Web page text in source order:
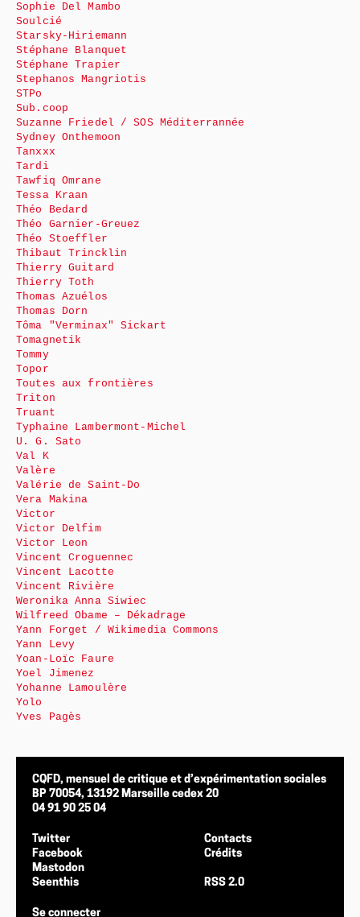
Sophie Del Mambo
Soulcié
Starsky-Hiriemann
Stéphane Blanquet
Stéphane Trapier
Stephanos Mangriotis
STPo
Sub.coop
Suzanne Friedel / SOS Méditerrannée
Sydney Onthemoon
Tanxxx
Tardi
Tawfiq Omrane
Tessa Kraan
Théo Bedard
Théo Garnier-Greuez
Théo Stoeffler
Thibaut Trincklin
Thierry Guitard
Thierry Toth
Thomas Azuélos
Thomas Dorn
Tôma "Verminax" Sickart
Tomagnetik
Tommy
Topor
Toutes aux frontières
Triton
Truant
Typhaine Lambermont-Michel
U. G. Sato
Val K
Valère
Valérie de Saint-Do
Vera Makina
Victor
Victor Delfim
Victor Leon
Vincent Croguennec
Vincent Lacotte
Vincent Rivière
Weronika Anna Siwiec
Wilfreed Obame – Dékadrage
Yann Forget / Wikimedia Commons
Yann Levy
Yoan-Loïc Faure
Yoel Jimenez
Yohanne Lamoulère
Yolo
Yves Pagès
CQFD, mensuel de critique et d’expérimentation sociales
BP 70054, 13192 Marseille cedex 20
04 91 90 25 04
Twitter
Facebook
Mastodon
Seenthis
Contacts
Crédits
RSS 2.0
Se connecter